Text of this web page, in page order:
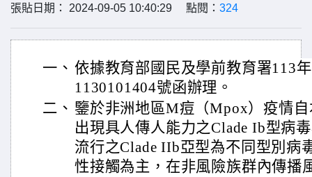
張貼日期： 2024-09-05 10:40:29 點閱： 324
一、 依據教育部國民及學前教育署113
1130101404號函辦理。
二、 鑒於非洲地區M痘（Mpox）疫情
出現具人傳人能力之Clade Ib型病
流行之Clade IIb亞型為不同型別病
性接觸為主，在非風險族群內傳播